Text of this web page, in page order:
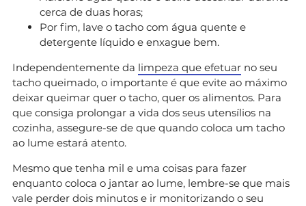
cerca de duas horas;
Por fim, lave o tacho com água quente e
detergente líquido e enxague bem.
Independentemente da limpeza que efetuar no seu
tacho queimado, o importante é que evite ao máximo
deixar queimar quer o tacho, quer os alimentos. Para
que consiga prolongar a vida dos seus utensílios na
cozinha, assegure-se de que quando coloca um tacho
ao lume estará atento.
Mesmo que tenha mil e uma coisas para fazer
enquanto coloca o jantar ao lume, lembre-se que mais
vale perder dois minutos e ir monitorizando o seu